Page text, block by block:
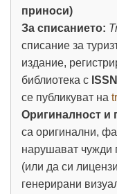
приноси)
За списанието:
списание за
издание,
библиотека с
се публикуват на
Оригиналност и
са оригинални,
нарушават чужди
(или да си
генерирани